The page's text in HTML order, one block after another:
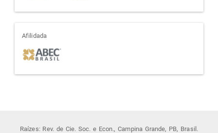
afiliada
Afilidada
Raízes: Rev. de Cie. Soc. e Econ., Campina Grande, PB, Brasil.